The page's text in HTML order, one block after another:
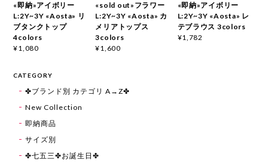
«即納»アイボリー
L:2Y~3Y «Aosta» リ
ブタンクトップ
4colors
¥1,080
«sold out»フラワー
L:2Y~3Y «Aosta» カ
メリアトップス
3colors
¥1,600
«即納»アイボリー
L:2Y~3Y «Aosta» レ
テブラウス 3colors
¥1,782
CATEGORY
✤ブランド別 カテゴリ A→Z✤
New Collection
即納商品
サイズ別
✤七五三✤お誕生日✤